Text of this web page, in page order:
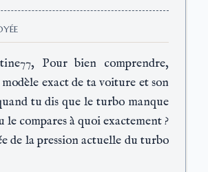
Pour bien comprendre,
exact de ta voiture et son
tu dis que le turbo manque
le compares à quoi exactement ?
de la pression actuelle du turbo